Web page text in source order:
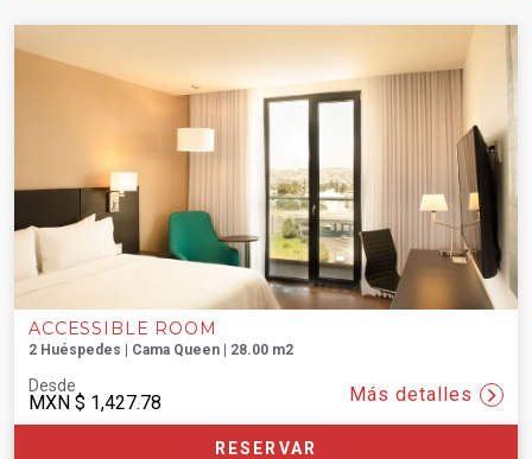
ACCESSIBLE ROOM
2 Huéspedes | Cama Queen | 28.00 m2
Desde
MXN $ 1,427.78 Más detalles
RESERVAR